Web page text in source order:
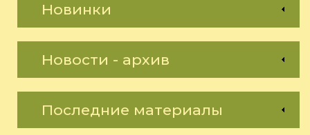
Новинки
Новости - архив
Последние материалы